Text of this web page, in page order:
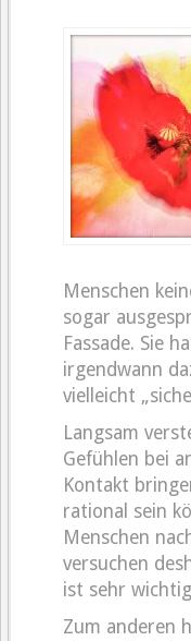
Menschen
sogar
Fassade. Sie
irgendwann
vielleicht
Langsam
Gefühlen bei
Kontakt
rational sein
Menschen
versuchen
ist sehr
Zum anderen